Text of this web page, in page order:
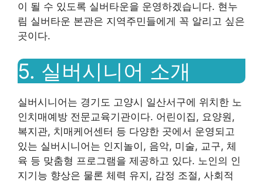
이 될 수 있도록 실버타운을 운영하겠습니다. 현누
림 실버타운 본관은 지역주민들에게 꼭 알리고 싶은
곳이다.
5. 실버시니어 소개
실버시니어는 경기도 고양시 일산서구에 위치한 노
인치매예방 전문교육기관이다. 어린이집, 요양원,
복지관, 치매케어센터 등 다양한 곳에서 운영되고
있는 실버시니어는 인지놀이, 음악, 미술, 교구, 체
육 등 맞춤형 프로그램을 제공하고 있다. 노인의 인
지기능 향상은 물론 체력 유지, 감정 조절, 사회적